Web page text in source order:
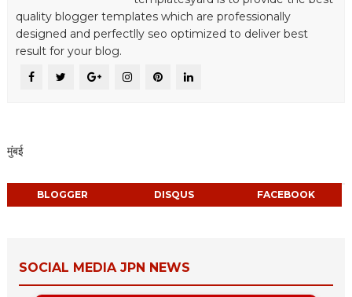
quality blogger templates which are professionally
designed and perfectlly seo optimized to deliver best
result for your blog.
मुंबई
BLOGGER DISQUS FACEBOOK
SOCIAL MEDIA JPN NEWS